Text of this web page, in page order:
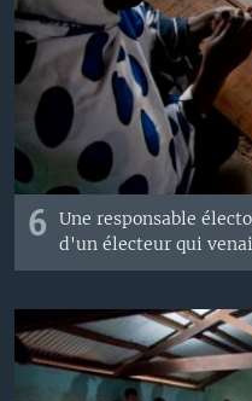
6
Une responsable
d'un électeur qui